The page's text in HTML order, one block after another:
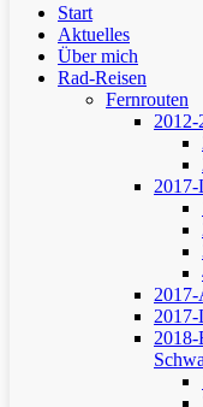
Start
Aktuelles
Über mich
Rad-Reisen
Fernrouten
2012-
2018-